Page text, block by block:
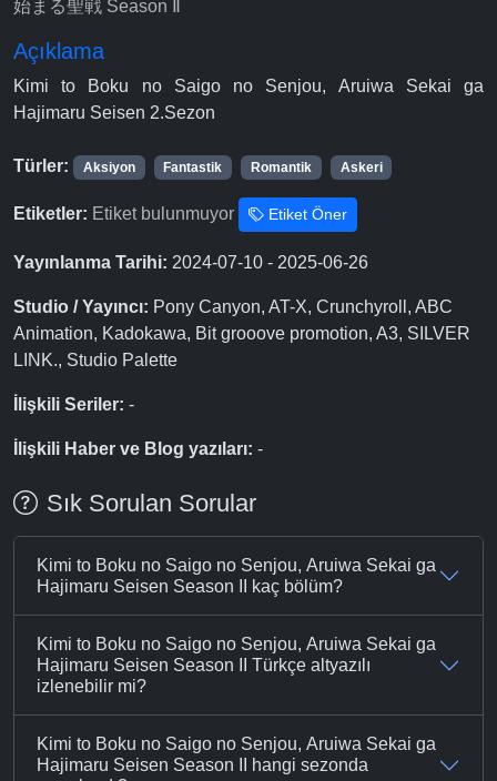
始まる聖戦 Season Ⅱ
Açıklama
Kimi to Boku no Saigo no Senjou, Aruiwa Sekai ga
Hajimaru Seisen 2.Sezon
Türler: Aksiyon Fantastik Romantik Askeri
Etiketler: Etiket bulunmuyor Etiket Öner
Yayınlanma Tarihi: 2024-07-10 - 2025-06-26
Studio / Yayıncı: Pony Canyon, AT-X, Crunchyroll, ABC
Animation, Kadokawa, Bit grooove promotion, A3, SILVER
LINK., Studio Palette
İlişkili Seriler: -
İlişkili Haber ve Blog yazıları: -
Sık Sorulan Sorular
Kimi to Boku no Saigo no Senjou, Aruiwa Sekai ga
Hajimaru Seisen Season II kaç bölüm?
Kimi to Boku no Saigo no Senjou, Aruiwa Sekai ga
Hajimaru Seisen Season II Türkçe altyazılı
izlenebilir mi?
Kimi to Boku no Saigo no Senjou, Aruiwa Sekai ga
Hajimaru Seisen Season II hangi sezonda